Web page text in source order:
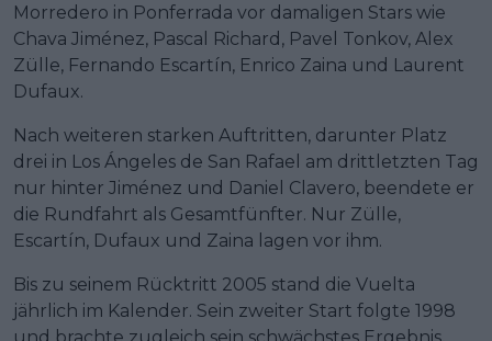
Morredero in Ponferrada vor damaligen Stars wie
Chava Jiménez, Pascal Richard, Pavel Tonkov, Alex
Zülle, Fernando Escartín, Enrico Zaina und Laurent
Dufaux.
Nach weiteren starken Auftritten, darunter Platz
drei in Los Ángeles de San Rafael am drittletzten Tag
nur hinter Jiménez und Daniel Clavero, beendete er
die Rundfahrt als Gesamtfünfter. Nur Zülle,
Escartín, Dufaux und Zaina lagen vor ihm.
Bis zu seinem Rücktritt 2005 stand die Vuelta
jährlich im Kalender. Sein zweiter Start folgte 1998